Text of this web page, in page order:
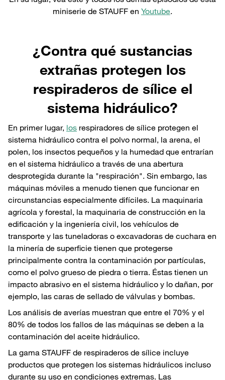
miniserie de STAUFF en Youtube.
¿Contra qué sustancias
extrañas protegen los
respiraderos de sílice el
sistema hidráulico?
En primer lugar, los respiradores de sílice protegen el
sistema hidráulico contra el polvo normal, la arena, el
polen, los insectos pequeños y la humedad que entrarían
en el sistema hidráulico a través de una abertura
desprotegida durante la "respiración". Sin embargo, las
máquinas móviles a menudo tienen que funcionar en
circunstancias especialmente difíciles. La maquinaria
agrícola y forestal, la maquinaria de construcción en la
edificación y la ingeniería civil, los vehículos de
transporte y las tuneladoras o excavadoras de cuchara en
la minería de superficie tienen que protegerse
principalmente contra la contaminación por partículas,
como el polvo grueso de piedra o tierra. Éstas tienen un
impacto abrasivo en el sistema hidráulico y lo dañan, por
ejemplo, las caras de sellado de válvulas y bombas.
Los análisis de averías muestran que entre el 70% y el
80% de todos los fallos de las máquinas se deben a la
contaminación del aceite hidráulico.
La gama STAUFF de respiraderos de sílice incluye
productos que protegen los sistemas hidráulicos incluso
durante su uso en condiciones extremas. Las